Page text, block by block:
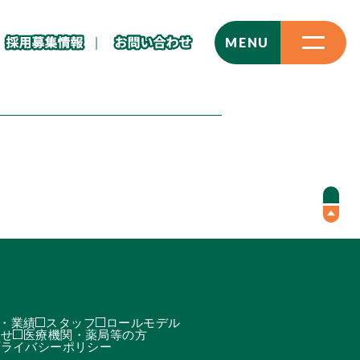
MENU
CLOSE
業績 スタッフ
ロールモデル
医療機関・薬局等の方
イバシーポリシー